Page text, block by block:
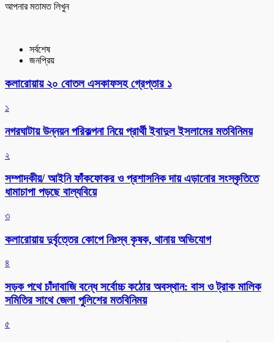
আপনার মতামত লিখুন
সর্বশেষ
জনপ্রিয়
কলারোয়ায় ২০ বোতল এসকাফসহ গ্রেপ্তার ১
১
নগরঘাটায় উন্নয়ন পরিকল্পনা নিয়ে প্রার্থী ইবাদুল ইসলামের মতবিনিময়
২
সম্পাদকীয়/ আইনি ফাঁকফোকর ও প্রশাসনিক দায় এড়ানোর সংস্কৃতিতে
ধামাচাপা পড়ছে বাল্যবিয়ে
৩
কলারোয়ায় দুর্বৃত্তের কোপে নিঃস্ব কৃষক, থানায় অভিযোগ
৪
সড়ক পথে চাঁদাবাজি বন্ধে সর্বোচ্চ কঠোর অবস্থান: বাস ও ট্রাক মালিক
সমিতির সাথে জেলা পুলিশের মতবিনিময়
৫